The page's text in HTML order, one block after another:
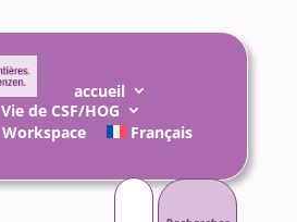
accueil
Vie de CSF/HOG
Workspace
Français
Rechercher :